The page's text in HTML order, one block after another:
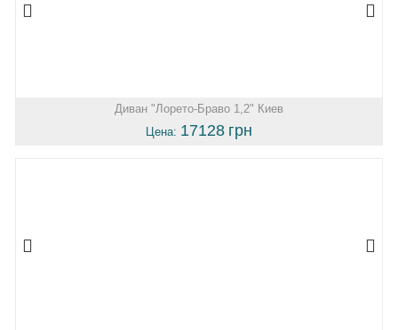
Диван "Лорето-Браво 1,2" Киев
Цена: 17128 грн